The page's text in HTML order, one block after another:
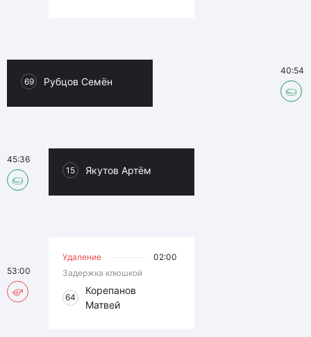
69 Рубцов Семён
40:54
15 Якутов Артём
45:36
Удаление
02:00
Задержка клюшкой
64
Корепанов
Матвей
53:00